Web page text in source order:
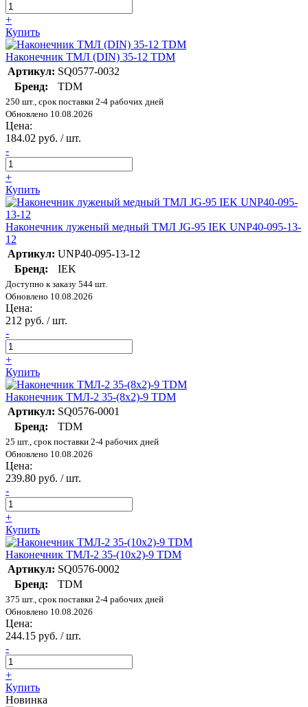
+
Купить
Наконечник ТМЛ (DIN) 35-12 TDM
Артикул: SQ0577-0032
Бренд:
TDM
250 шт., срок поставки 2-4 рабочих дней
Обновлено 10.08.2026
Цена:
184.02 руб. / шт.
-
+
Купить
Наконечник луженый медный ТМЛ JG-95 IEK UNP40-095-13-
12
Артикул: UNP40-095-13-12
Бренд:
IEK
Доступно к заказу 544 шт.
Обновлено 10.08.2026
Цена:
212 руб. / шт.
-
+
Купить
Наконечник ТМЛ-2 35-(8х2)-9 TDM
Артикул: SQ0576-0001
Бренд:
TDM
25 шт., срок поставки 2-4 рабочих дней
Обновлено 10.08.2026
Цена:
239.80 руб. / шт.
-
+
Купить
Наконечник ТМЛ-2 35-(10х2)-9 TDM
Артикул: SQ0576-0002
Бренд:
TDM
375 шт., срок поставки 2-4 рабочих дней
Обновлено 10.08.2026
Цена:
244.15 руб. / шт.
-
+
Купить
Новинка